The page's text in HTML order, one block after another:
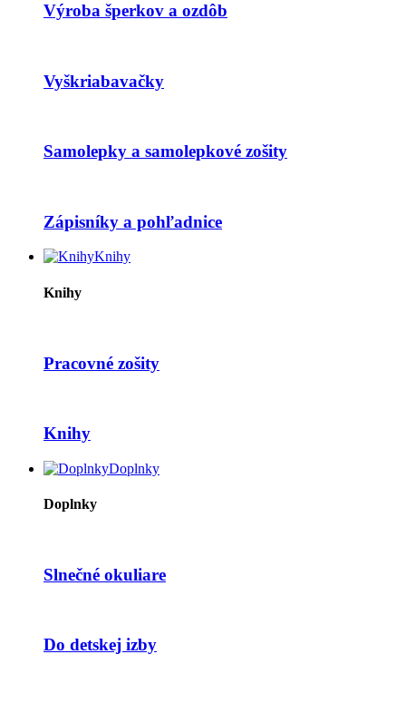
Výroba šperkov a ozdôb
Vyškriabavačky
Samolepky a samolepkové zošity
Zápisníky a pohľadnice
Knihy
Knihy
Pracovné zošity
Knihy
Doplnky
Doplnky
Slnečné okuliare
Do detskej izby